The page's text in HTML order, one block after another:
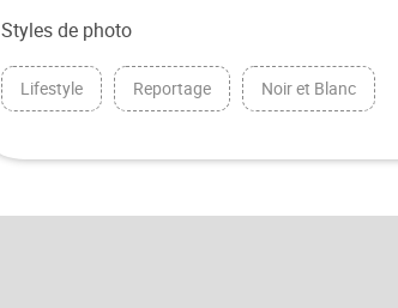
Styles de photo
Lifestyle Reportage Noir et Blanc